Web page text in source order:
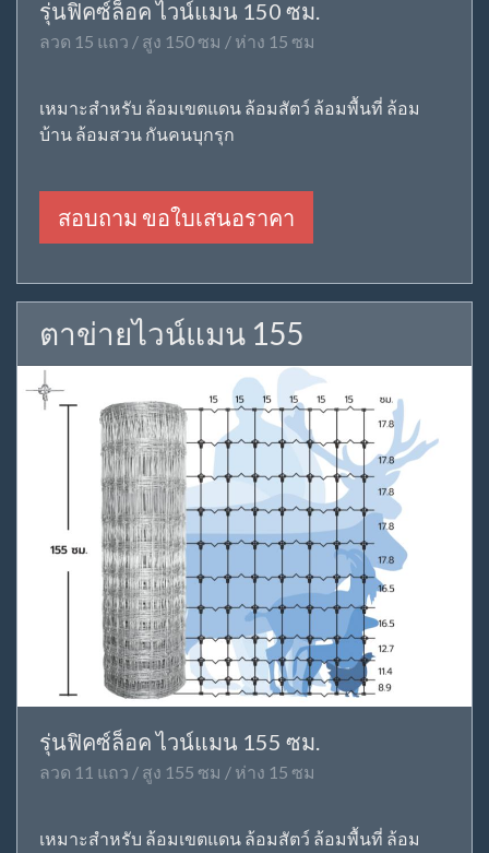
รุ่นฟิคซ์ล็อค ไวน์แมน 150 ซม.
ลวด 15 แถว / สูง 150 ซม / ห่าง 15 ซม
เหมาะสำหรับ ล้อมเขตแดน ล้อมสัตว์ ล้อมพื้นที่ ล้อม
บ้าน ล้อมสวน กันคนบุกรุก
สอบถาม ขอใบเสนอราคา
ตาข่ายไวน์แมน 155
รุ่นฟิคซ์ล็อค ไวน์แมน 155 ซม.
ลวด 11 แถว / สูง 155 ซม / ห่าง 15 ซม
เหมาะสำหรับ ล้อมเขตแดน ล้อมสัตว์ ล้อมพื้นที่ ล้อม